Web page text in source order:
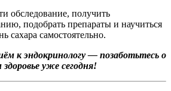
обследование, получить
подобрать препараты и научиться
сахара самостоятельно.
к эндокринологу — позаботьтесь о
здоровье уже сегодня!